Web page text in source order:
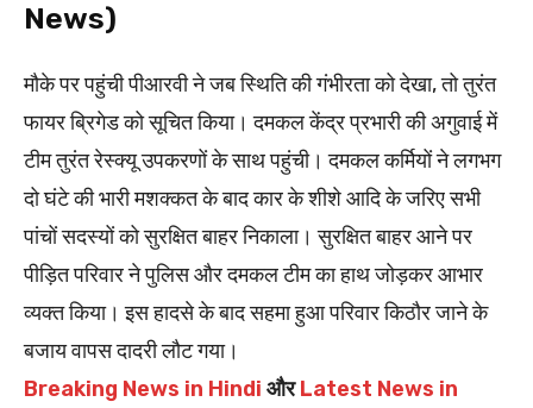
News)
मौके पर पहुंची पीआरवी ने जब स्थिति की गंभीरता को देखा, तो तुरंत
फायर ब्रिगेड को सूचित किया। दमकल केंद्र प्रभारी की अगुवाई में
टीम तुरंत रेस्क्यू उपकरणों के साथ पहुंची। दमकल कर्मियों ने लगभग
दो घंटे की भारी मशक्कत के बाद कार के शीशे आदि के जरिए सभी
पांचों सदस्यों को सुरक्षित बाहर निकाला। सुरक्षित बाहर आने पर
पीड़ित परिवार ने पुलिस और दमकल टीम का हाथ जोड़कर आभार
व्यक्त किया। इस हादसे के बाद सहमा हुआ परिवार किठौर जाने के
बजाय वापस दादरी लौट गया।
Breaking News in Hindi औरLatest News in